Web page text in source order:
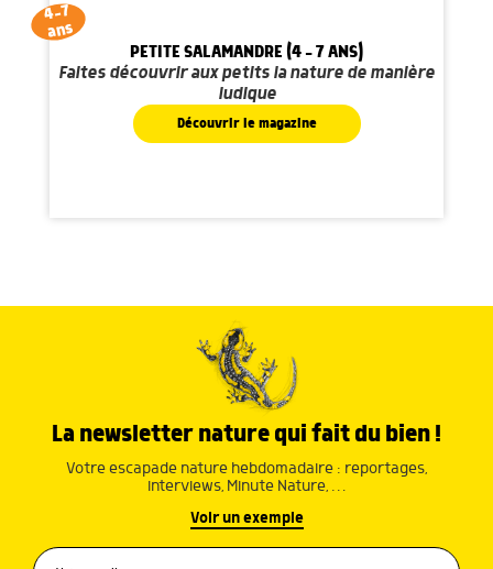
4-7
ans
PETITE SALAMANDRE (4 - 7 ANS)
Faites découvrir aux petits la nature de manière
ludique
Découvrir le magazine
La newsletter nature qui fait du bien !
Votre escapade nature hebdomadaire : reportages,
interviews, Minute Nature, …
Voir un exemple